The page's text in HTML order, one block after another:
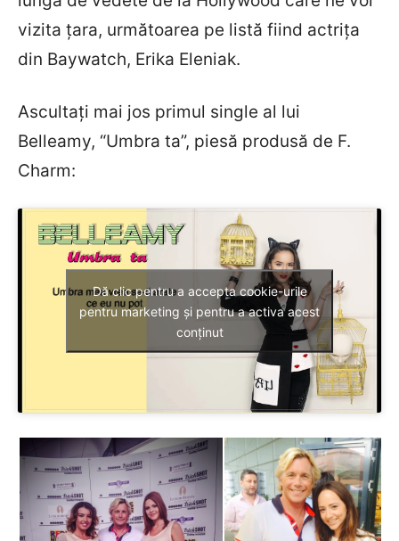
vizita țara, următoarea pe listă fiind actrița
din Baywatch, Erika Eleniak.
Ascultați mai jos primul single al lui
Belleamy, “Umbra ta”, piesă produsă de F.
Charm:
Dă clic pentru a accepta cookie-urile
pentru marketing și pentru a activa acest
conținut